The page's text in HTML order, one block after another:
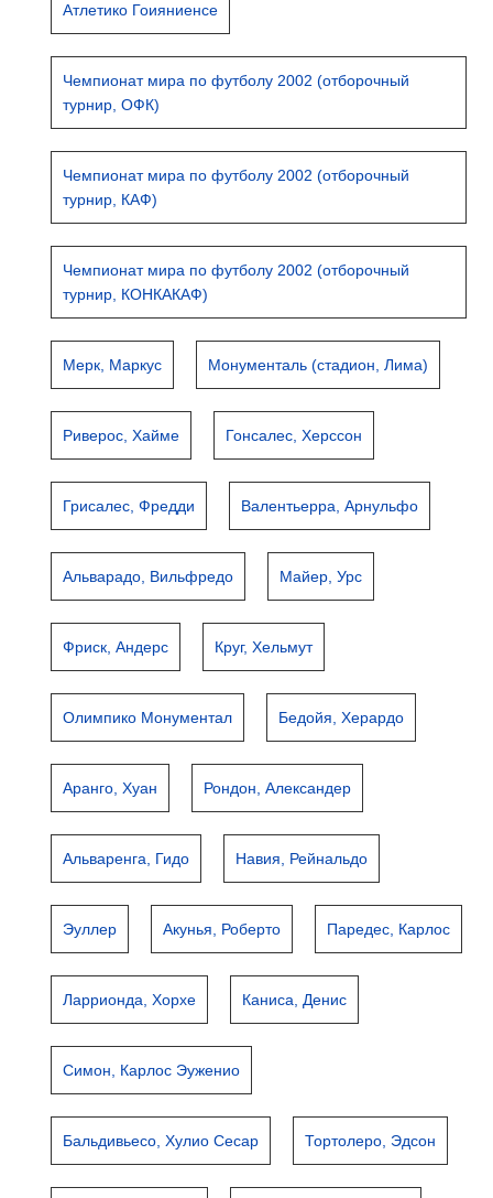
Атлетико Гоияниенсе
Чемпионат мира по футболу 2002 (отборочный
турнир, ОФК)
Чемпионат мира по футболу 2002 (отборочный
турнир, КАФ)
Чемпионат мира по футболу 2002 (отборочный
турнир, КОНКАКАФ)
Мерк, Маркус Монументаль (стадион, Лима)
Риверос, Хайме Гонсалес, Херссон
Грисалес, Фредди Валентьерра, Арнульфо
Альварадо, Вильфредо Майер, Урс
Фриск, Андерс Круг, Хельмут
Олимпико Монументал Бедойя, Херардо
Аранго, Хуан Рондон, Александер
Альваренга, Гидо Навия, Рейнальдо
Эуллер Акунья, Роберто Паредес, Карлос
Ларрионда, Хорхе Каниса, Денис
Симон, Карлос Эуженио
Бальдивьесо, Хулио Сесар Тортолеро, Эдсон